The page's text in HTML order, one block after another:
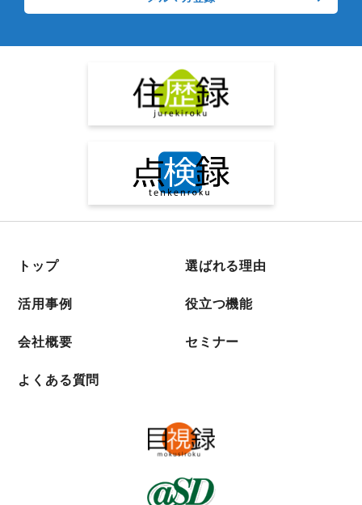
トップ 選ばれる理由
活用事例 役立つ機能
会社概要 セミナー
よくある質問